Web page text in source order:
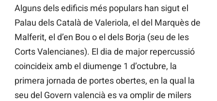
Alguns dels edificis més populars han sigut el
Palau dels Català de Valeriola, el del Marquès de
Malferit, el d’en Bou o el dels Borja (seu de les
Corts Valencianes). El dia de major repercussió
coincideix amb el diumenge 1 d’octubre, la
primera jornada de portes obertes, en la qual la
seu del Govern valencià es va omplir de milers